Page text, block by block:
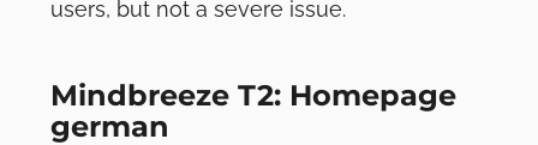
users, but not a severe issue.
Mindbreeze T2: Homepage
german